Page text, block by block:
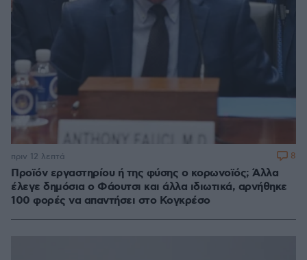
Προϊόν εργαστηρίου ή της φύσης ο κορωνοϊός; Άλλα
έλεγε δημόσια ο Φάουτσι και άλλα ιδιωτικά, αρνήθηκε
100 φορές να απαντήσει στο Κογκρέσο
πριν 12 λεπτά 8